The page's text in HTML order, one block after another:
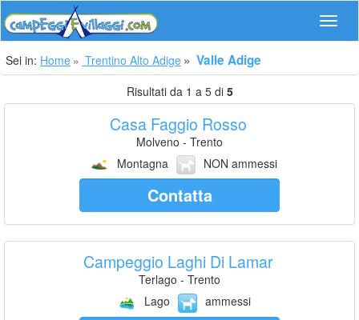
Sei in: Home Trentino Alto Adige Valle Adige
Risultati da 1 a 5 di 5
Casa Faggio Rosso
Molveno - Trento
Montagna
NON ammessi
Contatta
Campeggio Laghi Di Lamar
Terlago - Trento
Lago
ammessi